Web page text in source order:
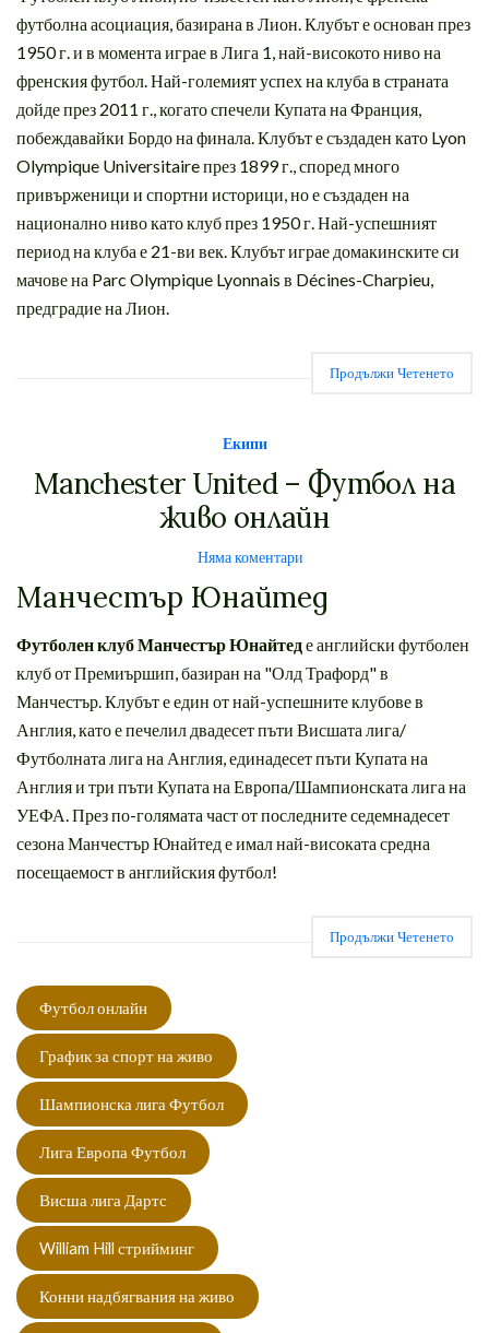
футболна асоциация, базирана в Лион. Клубът е основан през
1950 г. и в момента играе в Лига 1, най-високото ниво на
френския футбол. Най-големият успех на клуба в страната
дойде през 2011 г., когато спечели Купата на Франция,
побеждавайки Бордо на финала. Клубът е създаден като Lyon
Olympique Universitaire през 1899 г., според много
привърженици и спортни историци, но е създаден на
национално ниво като клуб през 1950 г. Най-успешният
период на клуба е 21-ви век. Клубът играе домакинските си
мачове на Parc Olympique Lyonnais в Décines-Charpieu,
предградие на Лион.
Продължи Четенето
Екипи
Manchester United – Футбол на
живо онлайн
Няма коментари
Манчестър Юнайтед
Футболен клуб Манчестър Юнайтеде английски футболен
клуб от Премиършип, базиран на "Олд Трафорд" в
Манчестър. Клубът е един от най-успешните клубове в
Англия, като е печелил двадесет пъти Висшата лига/
Футболната лига на Англия, единадесет пъти Купата на
Англия и три пъти Купата на Европа/Шампионската лига на
УЕФА. През по-голямата част от последните седемнадесет
сезона Манчестър Юнайтед е имал най-високата средна
посещаемост в английския футбол!
Продължи Четенето
Футбол онлайн
График за спорт на живо
Шампионска лига Футбол
Лига Европа Футбол
Висша лига Дартс
William Hill стрийминг
Конни надбягвания на живо